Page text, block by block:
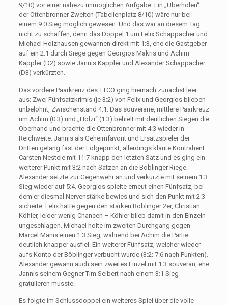
9/10) vor einer nahezu unmöglichen Aufgabe. Ein „Überholen“
der Ottenbronner Zweiten (Tabellenplatz 8/10) wäre nur bei
einem 9:0 Sieg möglich gewesen. Und das war an diesem Tag
nicht zu schaffen, denn das Doppel 1 um Felix Schappacher und
Michael Holzhausen gewannen direkt mit 1:3, ehe die Gastgeber
auf ein 2:1 durch Siege gegen Georgios Makris und Achim
Kappler (D2) sowie Jannis Kappler und Alexander Schappacher
(D3) verkürzten.
Das vordere Paarkreuz des TTCO ging hiernach zunächst leer
aus: Zwei Fünfsatzkrimis (je 3:2) von Felix und Georgios blieben
unbelohnt, Zwischenstand 4:1. Das souveräne, mittlere Paarkreuz
um Achim (0:3) und „Holzi“ (1:3) behielt mit deutlichen Siegen die
Oberhand und brachte die Ottenbronner mit 4:3 wieder in
Reichweite. Jannis als Geheimfavorit und Ersatzspieler der
Dritten gelang fast der Folgepunkt, allerdings klaute Kontrahent
Carsten Nestele mit 11:7 knapp den letzten Satz und es ging ein
weiterer Punkt mit 3:2 nach Sätzen an die Böblinger Riege.
Alexander setzte zur Gegenwehr an und verkürzte mit seinem 1:3
Sieg wieder auf 5:4. Georgios spielte erneut einen Fünfsatz, bei
dem er diesmal Nervenstärke bewies und sich den Punkt mit 2:3
sicherte. Felix hatte gegen den starken Böblinger 2er, Christian
Köhler, leider wenig Chancen – Köhler blieb damit in den Einzeln
ungeschlagen. Michael holte im zweiten Durchgang gegen
Marcel Manis einen 1:3 Sieg, während bei Achim die Partie
deutlich knapper ausfiel. Ein weiterer Fünfsatz, welcher wieder
aufs Konto der Böblinger verbucht wurde (3:2; 7:6 nach Punkten).
Alexander gewann auch sein zweites Einzel mit 1:3 souverän, ehe
Jannis seinem Gegner Tim Seibert nach einem 3:1 Sieg
gratulieren musste.
Es folgte im Schlussdoppel ein weiteres Spiel über die volle